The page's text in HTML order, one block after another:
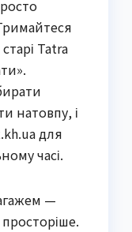
Tatra
натовпу, і
для
часі.
—